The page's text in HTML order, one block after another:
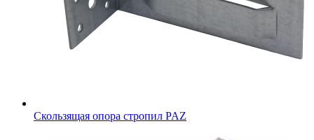
Скользящая опора стропил PAZ